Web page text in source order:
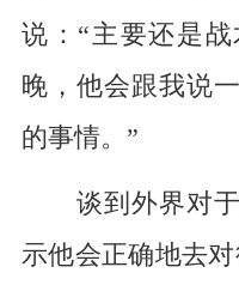
说：“主要还是
晚，他会跟我说
的事情。”
谈到外界对于
示他会正确地去